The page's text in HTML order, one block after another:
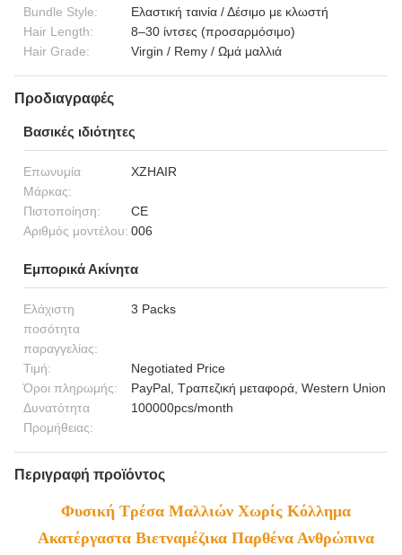
Bundle Style:
Ελαστική ταινία / Δέσιμο με κλωστή
Hair Length:
8–30 ίντσες (προσαρμόσιμο)
Hair Grade:
Virgin / Remy / Ωμά μαλλιά
Προδιαγραφές
Βασικές ιδιότητες
Επωνυμία
Μάρκας:
XZHAIR
Πιστοποίηση:
CE
Αριθμός μοντέλου: 006
Εμπορικά Ακίνητα
Ελάχιστη
ποσότητα
παραγγελίας:
3 Packs
Τιμή:
Negotiated Price
Όροι πληρωμής:
PayPal, Τραπεζική μεταφορά, Western Union
Δυνατότητα
Προμήθειας:
100000pcs/month
Περιγραφή προϊόντος
Φυσική Τρέσα Μαλλιών Χωρίς Κόλλημα
Ακατέργαστα Βιετναμέζικα Παρθένα Ανθρώπινα